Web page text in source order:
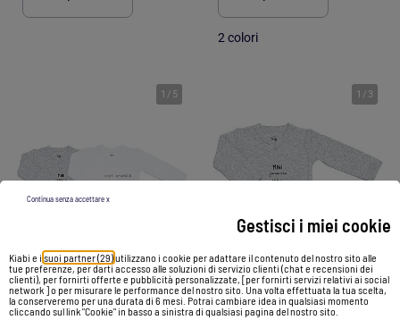
Gestisci i miei cookie
Kiabi e i suoi partner (29)utilizzano i cookie per adattare il contenuto del nostro sito alle
tue preferenze, per darti accesso alle soluzioni di servizio clienti (chat e recensioni dei
clienti), per fornirti offerte e pubblicità personalizzate, [per fornirti servizi relativi ai social
network ] o per misurare le performance del nostro sito. Una volta effettuata la tua scelta,
la conserveremo per una durata di 6 mesi. Potrai cambiare idea in qualsiasi momento
cliccando sul link "Cookie" in basso a sinistra di qualsiasi pagina del nostro sito.
Continua senza accettare x
2 colori
1 / 5 1 / 3